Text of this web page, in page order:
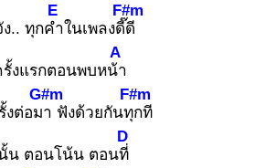
ง.. ทุกคำ
E
ในเพลงดี๊ดี
F#m
งแรกตอนพบหน้า
A
งต่อมา
G#m
ฟังด้วยกันทุก
F#m
ที
น ตอนโน้น ตอนที่
D